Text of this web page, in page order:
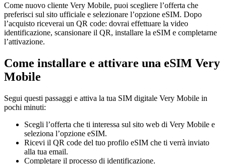
Come nuovo cliente Very Mobile, puoi scegliere l’offerta che
preferisci sul sito ufficiale e selezionare l’opzione eSIM. Dopo
l’acquisto riceverai un QR code: dovrai effettuare la video
identificazione, scansionare il QR, installare la eSIM e completarne
l’attivazione.
Come installare e attivare una eSIM Very
Mobile
Segui questi passaggi e attiva la tua SIM digitale Very Mobile in
pochi minuti:
Scegli l’offerta che ti interessa sul sito web di Very Mobile e
seleziona l’opzione eSIM.
Ricevi il QR code del tuo profilo eSIM che ti verrà inviato
alla tua email.
Completare il processo di identificazione.